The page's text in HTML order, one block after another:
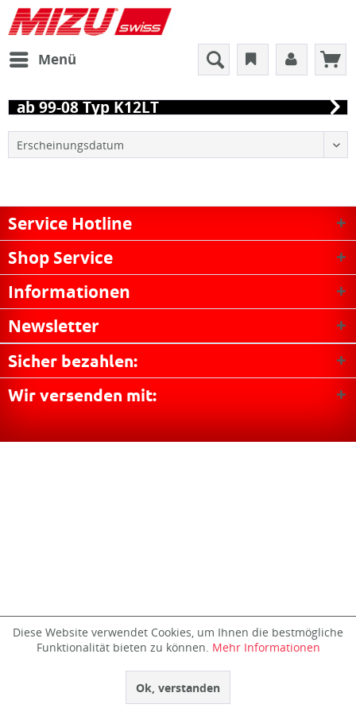
Menü
ab 99-08 Typ K12LT
Service Hotline
Shop Service
Informationen
Newsletter
Sicher bezahlen:
Wir versenden mit:
Diese Website verwendet Cookies, um Ihnen die bestmögliche
Funktionalität bieten zu können. Mehr Informationen
Ok, verstanden